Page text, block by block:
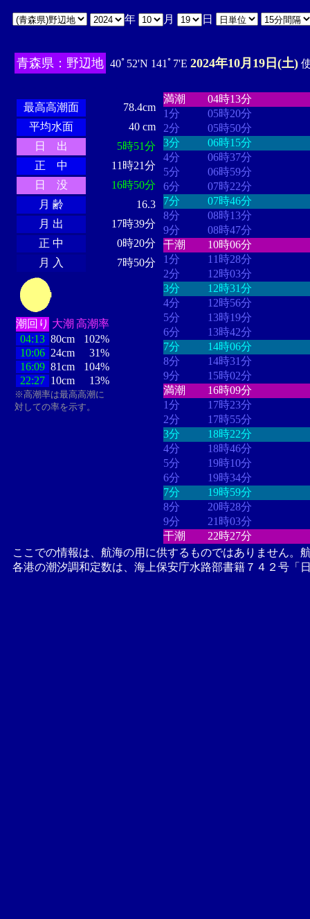
年 月 日
青森県：野辺地 40ﾟ52'N 141ﾟ7'E 2024年10月19日(土)
最高高潮面
78.4cm
平均水面
40 cm
日 出
5時51分
正 中
11時21分
日 没
16時50分
月 齢
16.3
月 出
17時39分
正 中
0時20分
月 入
7時50分
潮回り 大潮 高潮率
04:13 80cm
102%
10:06 24cm
31%
16:09 81cm
104%
22:27 10cm 13%
※高潮率は最高高潮に
対しての率を示す。
満潮
04時13分
1分
05時20分
2分
05時50分
3分
06時15分
4分
06時37分
5分
06時59分
6分
07時22分
7分
07時46分
8分
08時13分
9分
08時47分
干潮
10時06分
1分
11時28分
2分
12時03分
3分
12時31分
4分
12時56分
5分
13時19分
6分
13時42分
7分
14時06分
8分
14時31分
9分
15時02分
満潮
16時09分
1分
17時23分
2分
17時55分
3分
18時22分
4分
18時46分
5分
19時10分
6分
19時34分
7分
19時59分
8分
20時28分
9分
21時03分
干潮
22時27分
ここでの情報は、航海の用に供するものではありません。
各港の潮汐調和定数は、海上保安庁水路部書籍７４２号「